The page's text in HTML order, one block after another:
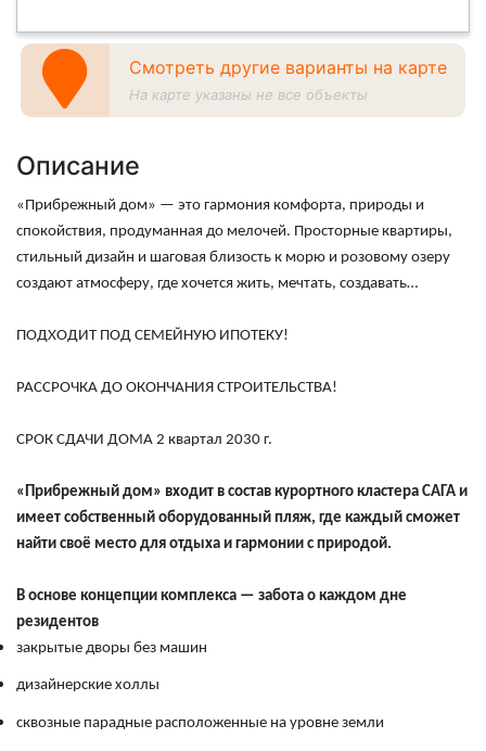
Смотреть другие варианты на карте
На карте указаны не все объекты
Описание
«Прибрежный дом» — это гармония комфорта, природы и
спокойствия, продуманная до мелочей. Просторные квартиры,
стильный дизайн и шаговая близость к морю и розовому озеру
создают атмосферу, где хочется жить, мечтать, создавать…
ПОДХОДИТ ПОД СЕМЕЙНУЮ ИПОТЕКУ!
РАССРОЧКА ДО ОКОНЧАНИЯ СТРОИТЕЛЬСТВА!
СРОК СДАЧИ ДОМА 2 квартал 2030 г.
«Прибрежный дом» входит в состав курортного кластера САГА и
имеет собственный оборудованный пляж, где каждый сможет
найти своё место для отдыха и гармонии с природой.
В основе концепции комплекса — забота о каждом дне
резидентов
закрытые дворы без машин
дизайнерские холлы
сквозные парадные расположенные на уровне земли